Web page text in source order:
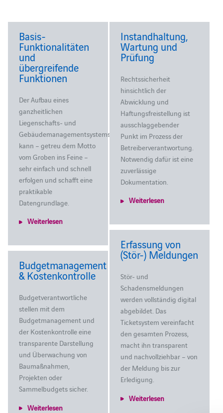
Basis-
Funktionalitäten
und
übergreifende
Funktionen
Der Aufbau eines
ganzheitlichen
Liegenschafts- und
Gebäudemanagementsystems
kann – getreu dem Motto
vom Groben ins Feine –
sehr einfach und schnell
erfolgen und schafft eine
praktikable
Datengrundlage.
Weiterlesen
Instandhaltung,
Wartung und
Prüfung
Rechtssicherheit
hinsichtlich der
Abwicklung und
Haftungsfreistellung ist
ausschlaggebender
Punkt im Prozess der
Betreiberverantwortung.
Notwendig dafür ist eine
zuverlässige
Dokumentation.
Weiterlesen
Erfassung von
(Stör-) Meldungen
Stör- und
Schadensmeldungen
werden vollständig digital
abgebildet. Das
Ticketsystem vereinfacht
den gesamten Prozess,
macht ihn transparent
und nachvollziehbar – von
der Meldung bis zur
Erledigung.
Weiterlesen
Budgetmanagement
& Kostenkontrolle
Budgetverantwortliche
stellen mit dem
Budgetmanagement und
der Kostenkontrolle eine
transparente Darstellung
und Überwachung von
Baumaßnahmen,
Projekten oder
Sammelbudgets sicher.
Weiterlesen